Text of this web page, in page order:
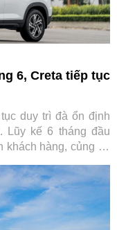
6, Creta tiếp tục
duy trì đà ổn định
Lũy kế 6 tháng đầu
khách hàng, củng cố